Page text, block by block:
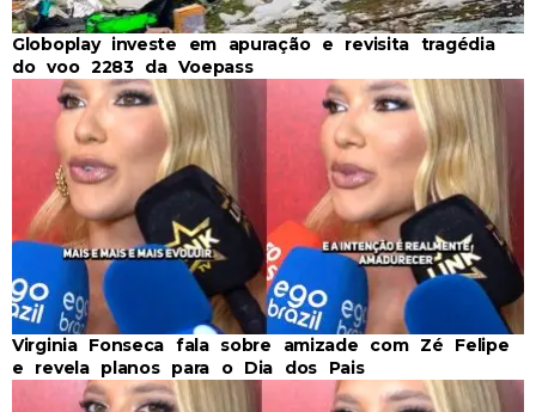
Globoplay investe em apuração e revisita tragédia
do voo 2283 da Voepass
Virginia Fonseca fala sobre amizade com Zé Felipe
e revela planos para o Dia dos Pais